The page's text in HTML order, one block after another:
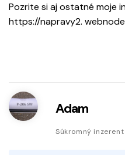
Pozrite si aj ostatné moje
https://napravy2.
Adam
Súkromný inzerent